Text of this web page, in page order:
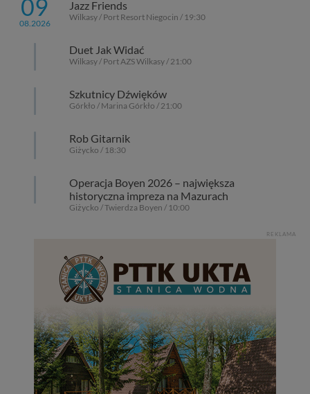
09
08.2026
Jazz Friends
Wilkasy / Port Resort Niegocin / 19:30
Duet Jak Widać
Wilkasy / Port AZS Wilkasy / 21:00
Szkutnicy Dźwięków
Górkło / Marina Górkło / 21:00
Rob Gitarnik
Giżycko / 18:30
Operacja Boyen 2026 – największa
historyczna impreza na Mazurach
Giżycko / Twierdza Boyen / 10:00
REKLAMA
zawsze jest możliwe techniczne zrealizowanie Twoich
praw w odniesieniu do informacji zawartych w plikach
tych plików - w pewnych przypadkach nie możemy tego
zrobić za Ciebie.